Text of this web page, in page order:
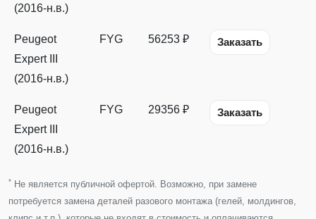
(2016-н.в.)
Peugeot
Expert III
(2016-н.в.)
FYG 56253 ₽ Заказать
Peugeot
Expert III
(2016-н.в.)
FYG 29356 ₽ Заказать
* Не является публичной офертой. Возможно, при замене
потребуется замена деталей разового монтажа (гелей, молдингов,